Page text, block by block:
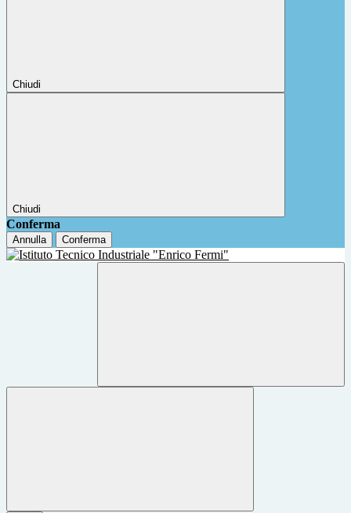
Chiudi
Chiudi
Conferma
Annulla Conferma